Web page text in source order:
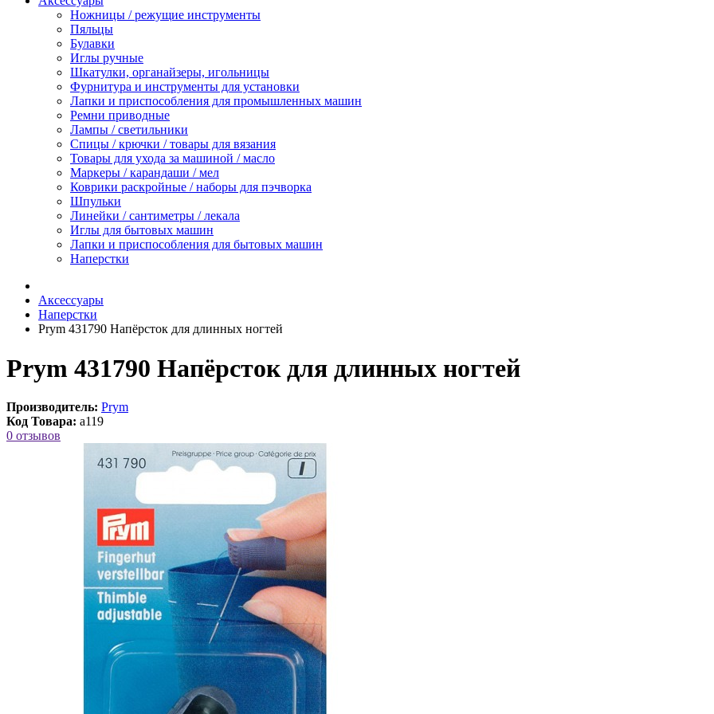
Ножницы / режущие инструменты
Пяльцы
Булавки
Иглы ручные
Шкатулки, органайзеры, игольницы
Фурнитура и инструменты для установки
Лапки и приспособления для промышленных машин
Ремни приводные
Лампы / светильники
Спицы / крючки / товары для вязания
Товары для ухода за машиной / масло
Маркеры / карандаши / мел
Коврики раскройные / наборы для пэчворка
Шпульки
Линейки / сантиметры / лекала
Иглы для бытовых машин
Лапки и приспособления для бытовых машин
Наперстки
Аксессуары
Наперстки
Prym 431790 Напёрсток для длинных ногтей
Prym 431790 Напёрсток для длинных ногтей
Производитель: Prym
Код Товара: a119
0 отзывов